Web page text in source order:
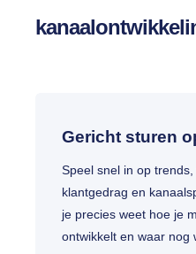
Gericht sturen
Speel snel in op
klantgedrag en
je precies weet hoe je
ontwikkelt en waar nog